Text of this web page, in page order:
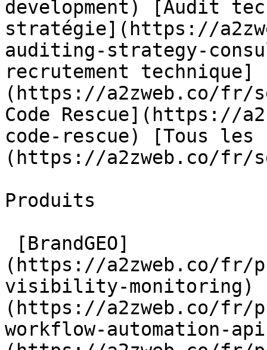
development) [Audit
stratégie](https://
auditing-strategy-
recrutement technique]
(https://a2zweb.co/fr/
Code Rescue](https://
code-rescue) [Tous
(https://a2zweb.co/fr/
Produits
(https://a2zweb.co/fr/
visibility-monitoring)
(https://a2zweb.co/fr/
workflow-automation-